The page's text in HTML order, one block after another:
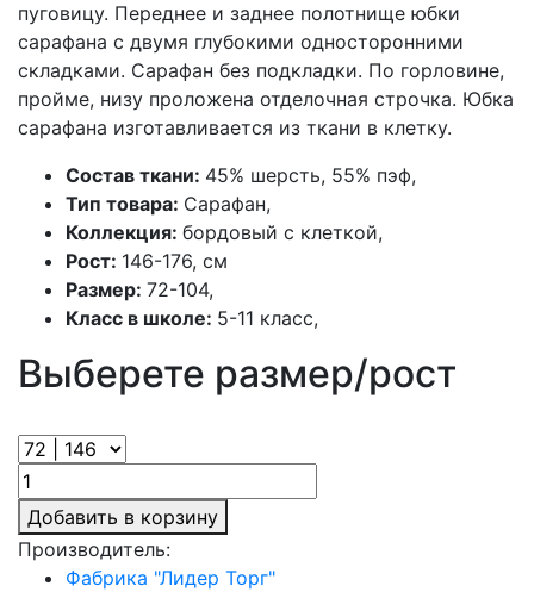
пуговицу. Переднее и заднее полотнище юбки
сарафана с двумя глубокими односторонними
складками. Сарафан без подкладки. По горловине,
пройме, низу проложена отделочная строчка. Юбка
сарафана изготавливается из ткани в клетку.
Состав ткани: 45% шерсть, 55% пэф,
Тип товара: Сарафан,
Коллекция: бордовый с клеткой,
Рост: 146-176, см
Размер: 72-104,
Класс в школе: 5-11 класс,
Выберете размер/рост
Добавить в корзину
Производитель:
Фабрика "Лидер Торг"